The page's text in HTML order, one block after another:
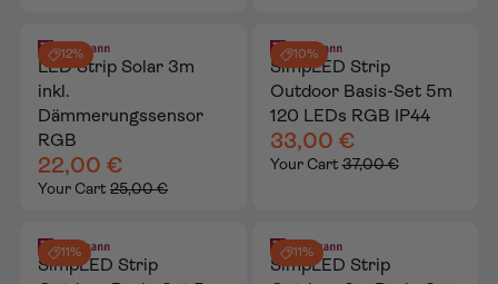
12%
LED Strip Solar 3m
inkl.
Dämmerungssensor
RGB
22,00 €
Your Cart 25,00 €
10%
SimpLED Strip
Outdoor Basis-Set 5m
120 LEDs RGB IP44
33,00 €
Your Cart37,00 €
11%
SimpLED Strip
11%
SimpLED Strip